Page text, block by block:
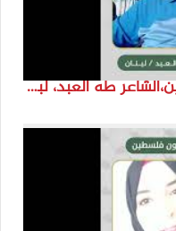
انتماء2021: قصائد لعيون فلسطين،الشاعر طه العبد، لبنان